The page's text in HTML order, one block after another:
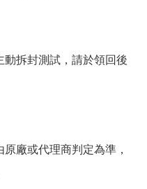
拆封測試，請於領回後
廠或代理商判定為準，